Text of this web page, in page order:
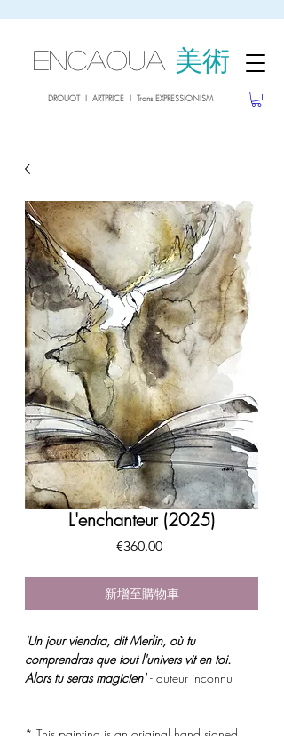
ENCAOUA 美術
DROUOT I ARTPRICE I Trans EXPRESSIONISM
L'enchanteur (2025)
€360.00價
新增至購物車
'Un jour viendra, dit Merlin, où tu
comprendras que tout l'univers vit en toi.
Alors tu seras magicien'- auteur inconnu